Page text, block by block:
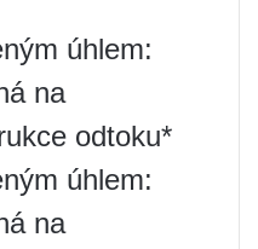
úhlem:
na
odtoku*
úhlem:
na